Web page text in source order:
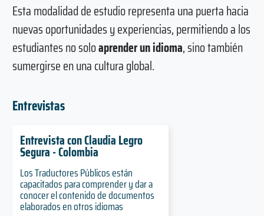
Esta modalidad de estudio representa una puerta hacia
nuevas oportunidades y experiencias, permitiendo a los
estudiantes no soloaprender un idioma, sino también
sumergirse en una cultura global.
Entrevistas
Entrevista con Claudia Legro
Segura - Colombia
Los Traductores Públicos están
capacitados para comprender y dar a
conocer el contenido de documentos
elaborados en otros idiomas